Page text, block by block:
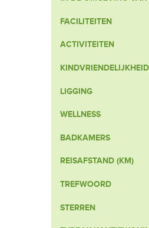
FACILITEITEN
ACTIVITEITEN
KINDVRIENDELIJKHEID
LIGGING
WELLNESS
BADKAMERS
REISAFSTAND (KM)
TREFWOORD
STERREN